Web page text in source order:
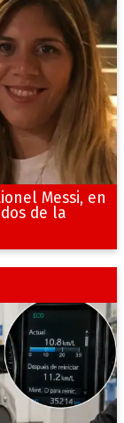
Messi, en
de la